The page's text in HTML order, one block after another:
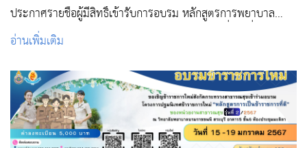
ประกาศรายชื่อผู้มีสิทธิ์เข้ารับการอบรม หลักสูตรการพยาบาล
เฉพาะทาง สาขาการพยาบาลเวชปฏิบัติฉุกเฉินรุ่นที่ 5(เพิ่มเติม)
อ่านเพิ่มเติม